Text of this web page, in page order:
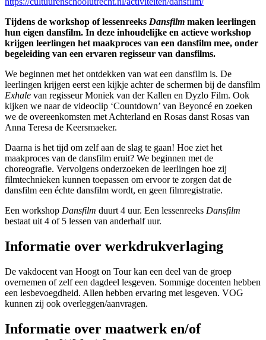
Tijdens de workshop of lessenreeks Dansfilm maken leerlingen
hun eigen dansfilm. In deze inhoudelijke en actieve workshop
krijgen leerlingen het maakproces van een dansfilm mee, onder
begeleiding van een ervaren regisseur van dansfilms.
We beginnen met het ontdekken van wat een dansfilm is. De
leerlingen krijgen eerst een kijkje achter de schermen bij de dansfilm
Exhale van regisseur Moniek van der Kallen en Dyzlo Film. Ook
kijken we naar de videoclip ‘Countdown’ van Beyoncé en zoeken
we de overeenkomsten met Achterland en Rosas danst Rosas van
Anna Teresa de Keersmaeker.
Daarna is het tijd om zelf aan de slag te gaan! Hoe ziet het
maakproces van de dansfilm eruit? We beginnen met de
choreografie. Vervolgens onderzoeken de leerlingen hoe zij
filmtechnieken kunnen toepassen om ervoor te zorgen dat de
dansfilm een échte dansfilm wordt, en geen filmregistratie.
Een workshop Dansfilm duurt 4 uur. Een lessenreeks Dansfilm
bestaat uit 4 of 5 lessen van anderhalf uur.
Informatie over werkdrukverlaging
De vakdocent van Hoogt on Tour kan een deel van de groep
overnemen of zelf een dagdeel lesgeven. Sommige docenten hebben
een lesbevoegdheid. Allen hebben ervaring met lesgeven. VOG
kunnen zij ook overleggen/aanvragen.
Informatie over maatwerk en/of